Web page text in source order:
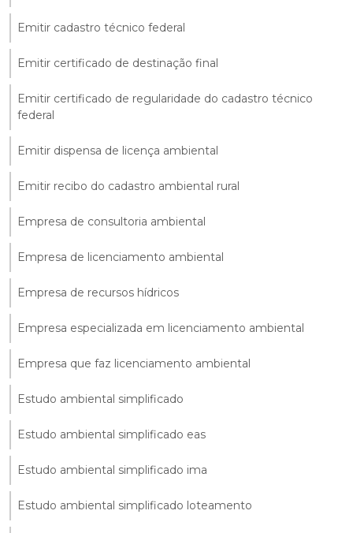
Emitir cadastro técnico federal
Emitir certificado de destinação final
Emitir certificado de regularidade do cadastro técnico
federal
Emitir dispensa de licença ambiental
Emitir recibo do cadastro ambiental rural
Empresa de consultoria ambiental
Empresa de licenciamento ambiental
Empresa de recursos hídricos
Empresa especializada em licenciamento ambiental
Empresa que faz licenciamento ambiental
Estudo ambiental simplificado
Estudo ambiental simplificado eas
Estudo ambiental simplificado ima
Estudo ambiental simplificado loteamento